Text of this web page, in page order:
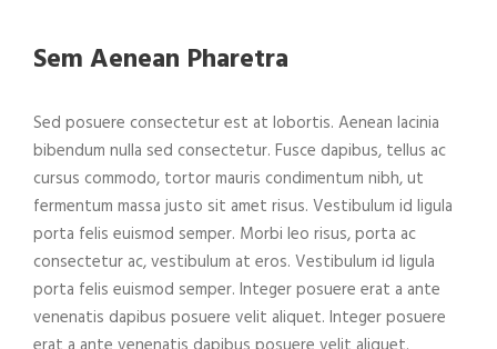
Sem Aenean Pharetra
Sed posuere consectetur est at lobortis. Aenean lacinia
bibendum nulla sed consectetur. Fusce dapibus, tellus ac
cursus commodo, tortor mauris condimentum nibh, ut
fermentum massa justo sit amet risus. Vestibulum id ligula
porta felis euismod semper. Morbi leo risus, porta ac
consectetur ac, vestibulum at eros. Vestibulum id ligula
porta felis euismod semper. Integer posuere erat a ante
venenatis dapibus posuere velit aliquet. Integer posuere